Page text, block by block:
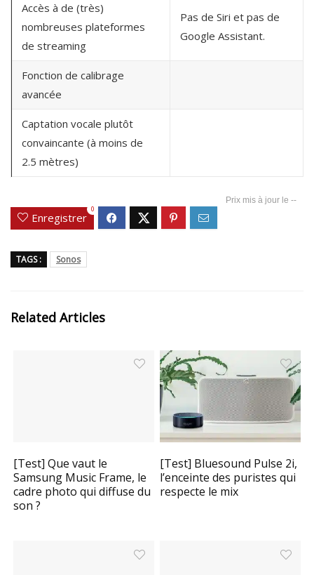
Accès à de (très)
nombreuses plateformes
de streaming
Pas de Siri et pas de
Google Assistant.
Fonction de calibrage
avancée
Captation vocale plutôt
convaincante (à moins de
2.5 mètres)
--
Enregistrer
0
TAGS : Sonos
Related Articles
[Test] Que vaut le
Samsung Music Frame, le
cadre photo qui diffuse du
son ?
[Test] Bluesound Pulse 2i,
l’enceinte des puristes qui
respecte le mix